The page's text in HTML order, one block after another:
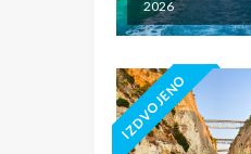
2026
IZDVOJENO